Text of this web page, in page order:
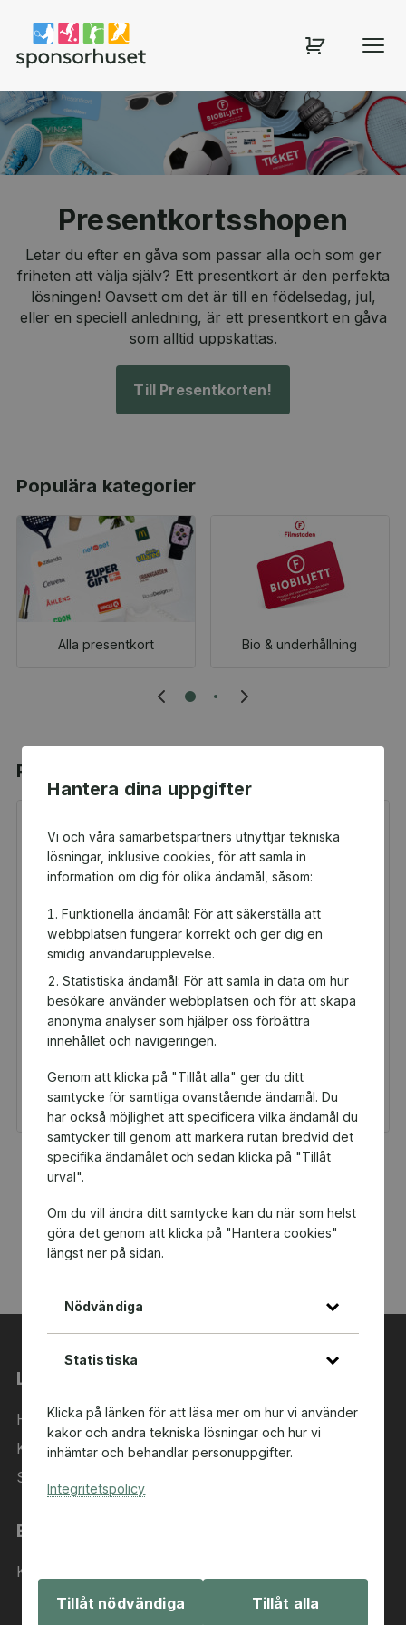
Hantera dina uppgifter
Vi och våra samarbetspartners utnyttjar tekniska
lösningar, inklusive cookies, för att samla in
information om dig för olika ändamål, såsom:
Funktionella ändamål: För att säkerställa att
webbplatsen fungerar korrekt och ger dig en
smidig användarupplevelse.
Statistiska ändamål: För att samla in data om hur
besökare använder webbplatsen och för att skapa
anonyma analyser som hjälper oss förbättra
innehållet och navigeringen.
Genom att klicka på "Tillåt alla" ger du ditt
samtycke för samtliga ovanstående ändamål. Du
har också möjlighet att specificera vilka ändamål du
samtycker till genom att markera rutan bredvid det
specifika ändamålet och sedan klicka på "Tillåt
urval".
Om du vill ändra ditt samtycke kan du när som helst
göra det genom att klicka på "Hantera cookies"
längst ner på sidan.
Nödvändiga
Statistiska
Klicka på länken för att läsa mer om hur vi använder
kakor och andra tekniska lösningar och hur vi
inhämtar och behandlar personuppgifter.
Integritetspolicy
Tillåt nödvändiga Tillåt alla
Sponsorhuset shop
Presentkortsshopen
Letar du efter en gåva som passar alla och som ger
friheten att välja själv? Ett presentkort är den perfekta
lösningen! Oavsett om det är till en födelsedag, jul,
eller en speciell anledning, är ett presentkort en gåva
som alltid uppskattas.
Till Presentkorten!
Populära kategorier
Alla presentkort Bio & underhållning
Populära produkter
H&M Presentkort
Presentkort
Du och Lund Giants HC
får 5 kr tillbaka
Golfamore
Presentkort
Du och Lund Giants HC
får 29,75 kr tillbaka
Länkar
Hem
Kategorier
Sök i sortimentet
Behöver du hjälp?
Kontakta oss